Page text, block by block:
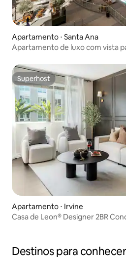
Apartamento ⋅ Santa Ana
Apartamento de luxo com vista
Superhost
Superhost
Apartamento ⋅ Irvine
Casa de Leon® Designer 2BR
Destinos para conhecer